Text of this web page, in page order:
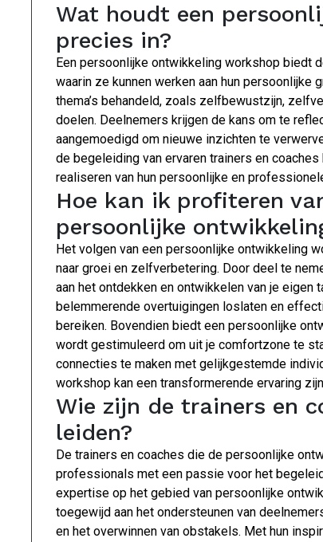
Wat houdt een
precies in?
Een persoonlijke ontwikkeling workshop biedt
waarin ze kunnen werken aan hun persoonlijke
thema’s behandeld, zoals zelfbewustzijn,
doelen. Deelnemers krijgen de kans om te
aangemoedigd om nieuwe inzichten te
de begeleiding van ervaren trainers en
realiseren van hun persoonlijke en
Hoe kan ik profiteren
persoonlijke
Het volgen van een persoonlijke ontwikkeling
naar groei en zelfverbetering. Door deel te
aan het ontdekken en ontwikkelen van je
belemmerende overtuigingen loslaten en
bereiken. Bovendien biedt een persoonlijke
wordt gestimuleerd om uit je comfortzone te
connecties te maken met gelijkgestemde
workshop kan een transformerende ervaring
Wie zijn de trainers en
leiden?
De trainers en coaches die de persoonlijke
professionals met een passie voor het
expertise op het gebied van persoonlijke
toegewijd aan het ondersteunen van
en het overwinnen van obstakels. Met hun